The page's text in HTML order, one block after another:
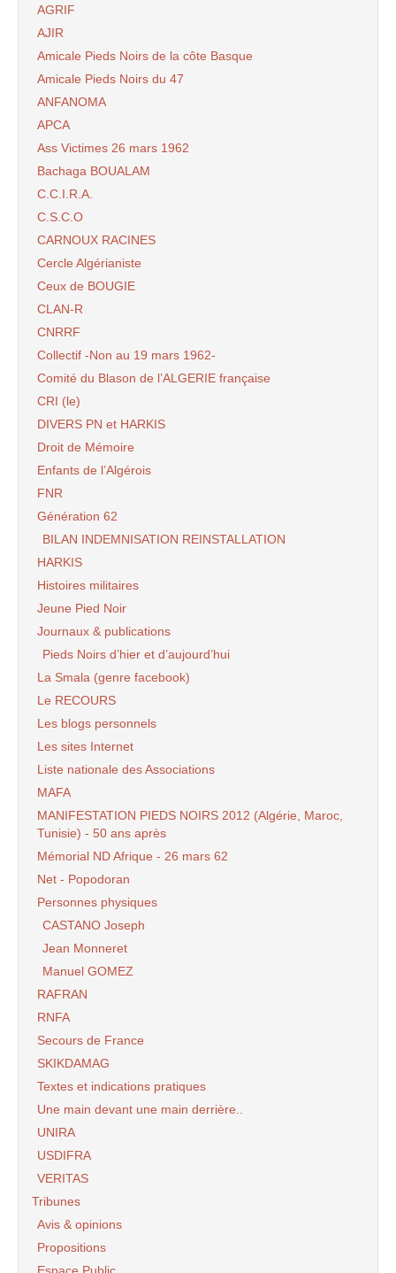
AGRIF
AJIR
Amicale Pieds Noirs de la côte Basque
Amicale Pieds Noirs du 47
ANFANOMA
APCA
Ass Victimes 26 mars 1962
Bachaga BOUALAM
C.C.I.R.A.
C.S.C.O
CARNOUX RACINES
Cercle Algérianiste
Ceux de BOUGIE
CLAN-R
CNRRF
Collectif -Non au 19 mars 1962-
Comité du Blason de l’ALGERIE française
CRI (le)
DIVERS PN et HARKIS
Droit de Mémoire
Enfants de l’Algérois
FNR
Génération 62
BILAN INDEMNISATION REINSTALLATION
HARKIS
Histoires militaires
Jeune Pied Noir
Journaux & publications
Pieds Noirs d’hier et d’aujourd’hui
La Smala (genre facebook)
Le RECOURS
Les blogs personnels
Les sites Internet
Liste nationale des Associations
MAFA
MANIFESTATION PIEDS NOIRS 2012 (Algérie, Maroc,
Tunisie) - 50 ans après
Mémorial ND Afrique - 26 mars 62
Net - Popodoran
Personnes physiques
CASTANO Joseph
Jean Monneret
Manuel GOMEZ
RAFRAN
RNFA
Secours de France
SKIKDAMAG
Textes et indications pratiques
Une main devant une main derrière..
UNIRA
USDIFRA
VERITAS
Tribunes
Avis & opinions
Propositions